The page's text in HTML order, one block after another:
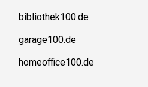
bibliothek100.de
garage100.de
homeoffice100.de